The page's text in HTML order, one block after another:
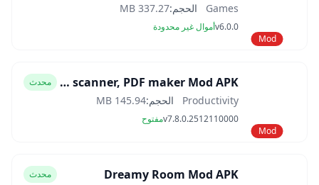
Mod
Games الحجم:337.27 MB
v6.0.0أموال غير محدودة
Mod
CamScanner- scanner, PDF maker Mod APK محدث
Productivity الحجم:145.94 MB
v7.8.0.2512110000مفتوح
Dreamy Room Mod APK محدث